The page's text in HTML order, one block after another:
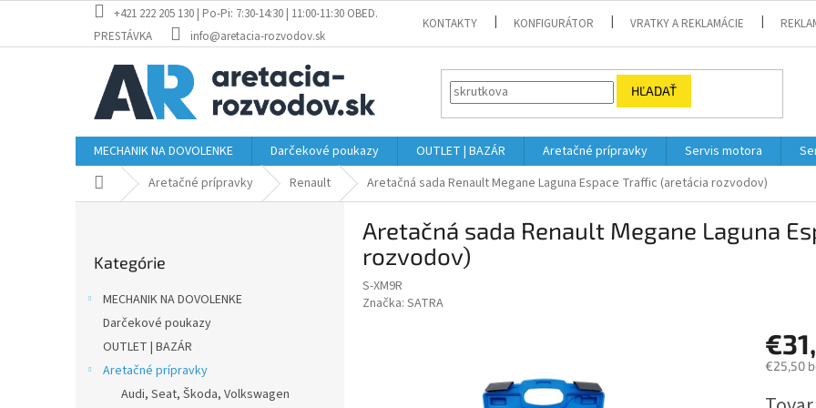
obsah
+421 222 205 130 | Po-Pi: 7:30-14:30 | 11:00-11:30 OBED.
PRESTÁVKA
info@aretacia-rozvodov.sk
KONTAKTY KONFIGURÁTOR VRATKY A REKLAMÁCIE
HĽADAŤ
MECHANIK NA DOVOLENKE Darčekové poukazy OUTLET | BAZÁR Aretačné prípravky Servis motora
DomovAretačné prípravky Renault Aretačná sada Renault Megane Laguna Espace Traffic (aretácia rozvodov)
kategórie
Kategórie
MECHANIK NA DOVOLENKE
Darčekové poukazy
OUTLET | BAZÁR
Aretačné prípravky
Audi, Seat, Škoda, Volkswagen
Aretačná sada Renault Megane Laguna
rozvodov)
S-XM9R
Značka: SATRA
€25,50